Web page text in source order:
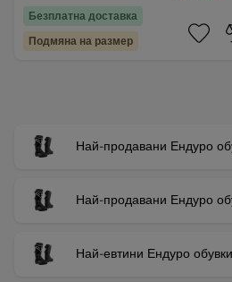
Безплатна доставка
Подмяна на размер
Най-продавани Ендуро
Най-продавани Ендуро
Най-евтини Ендуро обувки